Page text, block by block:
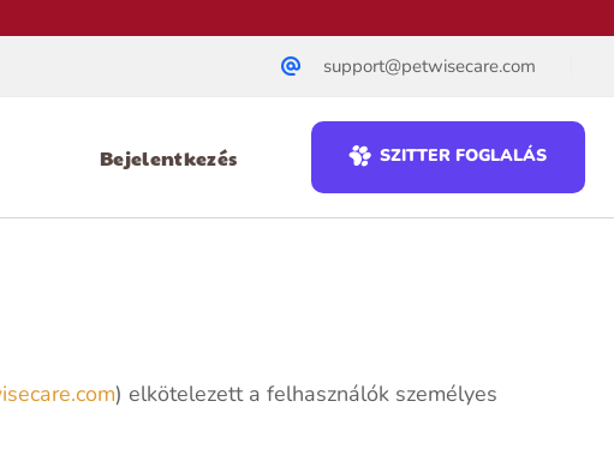
support@petwisecare.com
Bejelentkezés SZITTER FOGLALÁS
) elkötelezett a felhasználók személyes